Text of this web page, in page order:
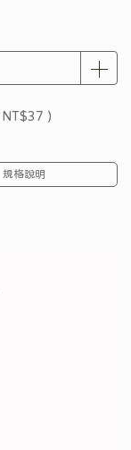
NT$37 )
規格說明